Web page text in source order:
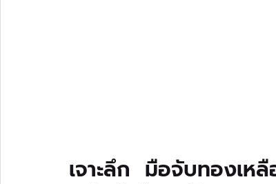
เจาะลึก มือจับทองเ